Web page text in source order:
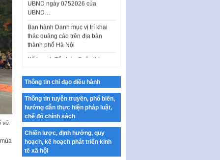
vũ.
Ban hành Danh mục vị trí khai
thác quảng cáo trên địa bàn
Kế hoạch Tổ chức Cuộc thi
chính luận về bảo vệ nền tảng tư
phí xây dựng pháp luật, hoàn
thiện thể chế, chính…
Quy định về nghiên cứu, ứng
dụng khoa học, công nghệ, đổi
mới sáng tạo và chuyển…
Quy định chi tiết và hướng dẫn
thi hành một số điều của Luật Lý
lịch tư…
Thông tin chỉ đạo điều hành
Thông tin tuyên truyền, phổ biến,
hướng dẫn thực hiện pháp luật,
chế độ chính sách
Chiến lược, định hướng, quy
hoạch, kế hoạch phát triển kinh
tế xã hội